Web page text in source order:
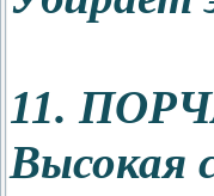
11.
Высокая